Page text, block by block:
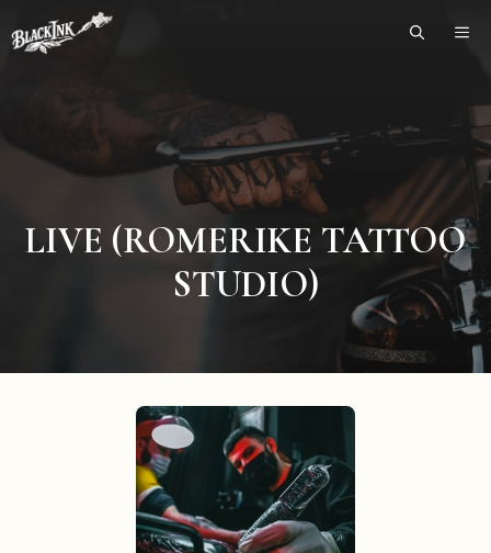
to
LIVE (ROMERIKE TATTOO
STUDIO)